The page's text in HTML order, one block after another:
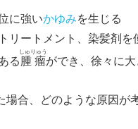
に強いかゆみを生じる
リートメント、染髪剤を
る 腫瘤
しゅりゅう
ができ、徐々に
場合、どのような原因が